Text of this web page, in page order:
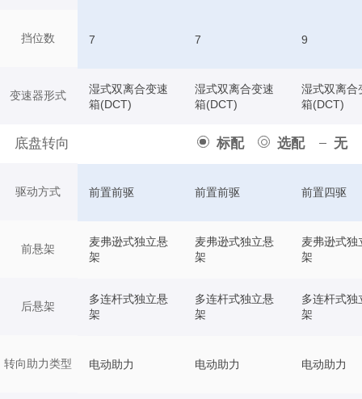
挡位数
变速器形式
底盘转向 标配 选配 无
驱动方式
前悬架
后悬架
转向助力类型
7 7 9
湿式双离合变速
箱(DCT)
湿式双离合变速
箱(DCT)
湿式双离合
箱(DCT)
前置前驱 前置前驱 前置四驱
麦弗逊式独立悬
架
麦弗逊式独立悬
架
麦弗逊式独
架
多连杆式独立悬
架
多连杆式独立悬
架
多连杆式独
架
电动助力 电动助力 电动助力